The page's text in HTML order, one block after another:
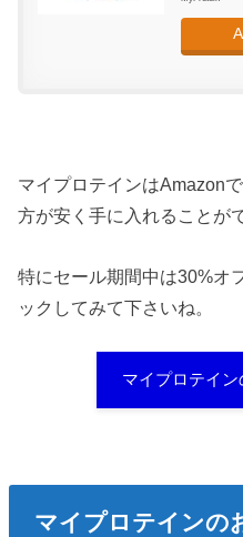
マイプロテインはAmazon
方が安く手に入れることが
特にセール期間中は30%オ
ックしてみて下さいね。
マイプロテイ
マイプロテインの